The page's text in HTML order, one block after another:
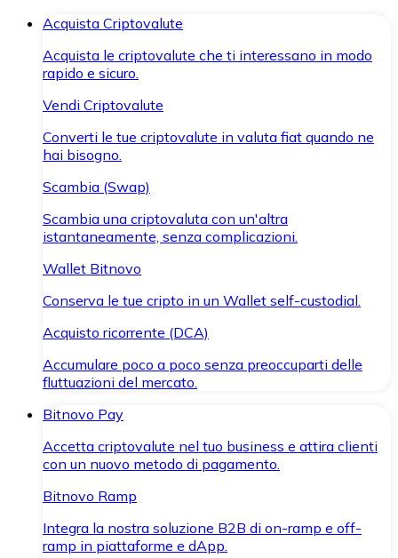
Acquista Criptovalute
Acquista le criptovalute che ti interessano in modo
rapido e sicuro.
Vendi Criptovalute
Converti le tue criptovalute in valuta fiat quando ne
hai bisogno.
Scambia (Swap)
Scambia una criptovaluta con un'altra
istantaneamente, senza complicazioni.
Wallet Bitnovo
Conserva le tue cripto in un Wallet self-custodial.
Acquisto ricorrente (DCA)
Accumulare poco a poco senza preoccuparti delle
fluttuazioni del mercato.
Bitnovo Pay
Accetta criptovalute nel tuo business e attira clienti
con un nuovo metodo di pagamento.
Bitnovo Ramp
Integra la nostra soluzione B2B di on-ramp e off-
ramp in piattaforme e dApp.